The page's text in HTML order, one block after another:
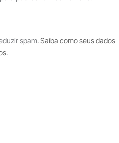
spam.Saiba como seus dados
.